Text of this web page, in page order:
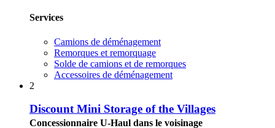
Services
Camions de déménagement
Remorques et remorquage
Solde de camions et de remorques
Accessoires de déménagement
2
Discount Mini Storage of the Villages
Concessionnaire U-Haul dans le voisinage